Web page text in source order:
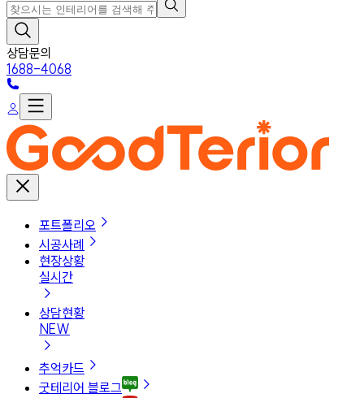
상담문의
1688-4068
포트폴리오
시공사례
현장상황
실시간
상담현황
NEW
추억카드
굿테리어 블로그